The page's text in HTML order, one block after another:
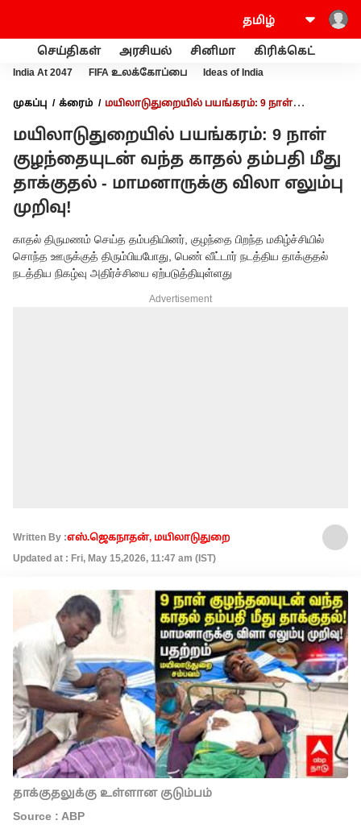
செய்திகள் அரசியல் சினிமா கிரிக்கெட்
India At 2047 FIFA உலக்கோப்பை Ideas of India
முகப்பு க்ரைம்
மயிலாடுதுறையில் பயங்கரம்: 9 நாள்
விலா எலும்பு முறிவு!
மயிலாடுதுறையில் பயங்கரம்: 9 நாள்
குழந்தையுடன் வந்த காதல் தம்பதி மீது
தாக்குதல் - மாமனாருக்கு விலா எலும்பு
முறிவு!
காதல் திருமணம் செய்த தம்பதியினர், குழந்தை பிறந்த மகிழ்ச்சியில்
சொந்த ஊருக்குத் திரும்பியபோது, பெண் வீட்டார் நடத்திய தாக்குதல்
நடத்திய நிகழ்வு அதிர்ச்சியை ஏற்படுத்தியுள்ளது
Advertisement
Written By :எஸ்.ஜெகநாதன், மயிலாடுதுறை
Updated at : Fri, May 15,2026, 11:47 am (IST)
தாக்குதலுக்கு உள்ளான குடும்பம்
Source : ABP